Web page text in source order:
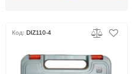
Код: DIZ110-4